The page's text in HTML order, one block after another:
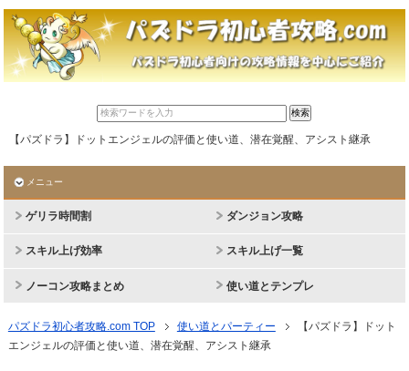
【パズドラ】ドットエンジェルの評価と使い道、潜在覚醒、アシスト継承
メニュー
ゲリラ時間割 ダンジョン攻略
スキル上げ効率 スキル上げ一覧
ノーコン攻略まとめ 使い道とテンプレ
パズドラ初心者攻略.com TOP 使い道とパーティー
【パズドラ】ドット
エンジェルの評価と使い道、潜在覚醒、アシスト継承